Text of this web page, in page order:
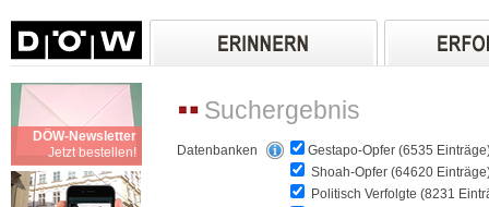
DÖW-Newsletter
Jetzt bestellen!
Suchergebnis
Datenbanken
Gestapo-Opfer (6535
Shoah-Opfer (64620
Politisch Verfolgte (8231